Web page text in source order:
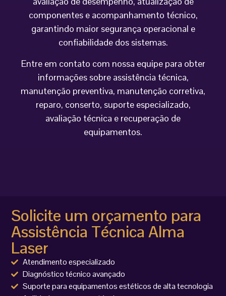
componentes e acompanhamento técnico,
garantindo maior segurança operacional e
confiabilidade dos sistemas.
Entre em contato com nossa equipe para obter
informações sobre assistência técnica,
manutenção preventiva, manutenção corretiva,
reparo, conserto, suporte especializado,
avaliação técnica e recuperação de
equipamentos.
Solicite um orçamento para
Assistência Técnica Alma
Laser
Atendimento especializado
Diagnóstico técnico avançado
Suporte para equipamentos estéticos de alta tecnologia